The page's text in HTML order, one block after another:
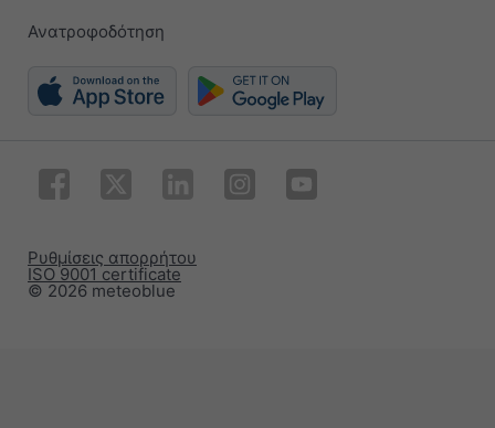
Ανατροφοδότηση
© 2026 meteoblue
ISO 9001 certificate
Ρυθμίσεις απορρήτου